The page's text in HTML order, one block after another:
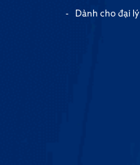
Dành cho đại lý